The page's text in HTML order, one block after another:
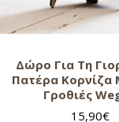
Δώρο Για Τη
Πατέρα
Γροθιές
15,90€